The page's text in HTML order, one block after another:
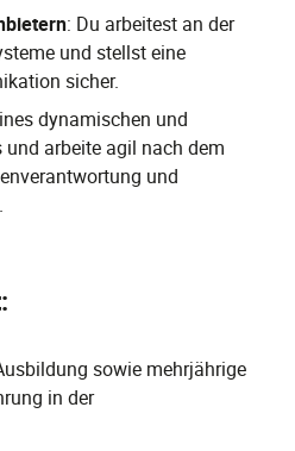
: Du arbeitest an der
und stellst eine
sicher.
dynamischen und
arbeite agil nach dem
und
sowie mehrjährige
in der